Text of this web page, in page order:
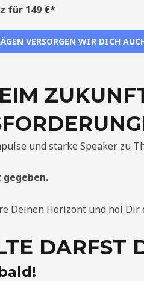
für 149 €*
VERSORGEN WIR DICH
und starke Speaker zu
Deinen Horizont und hol
DARFST